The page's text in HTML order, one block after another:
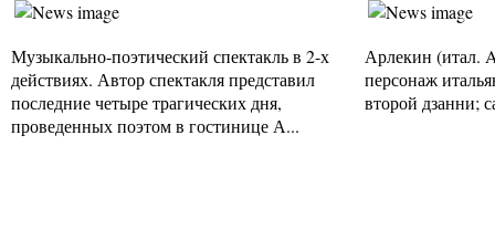
Музыкально-поэтический спектакль в 2-х
действиях. Автор спектакля представил
последние четыре трагических дня,
проведенных поэтом в гостинице А...
Арлекин (итал.
персонаж
второй дзанни;